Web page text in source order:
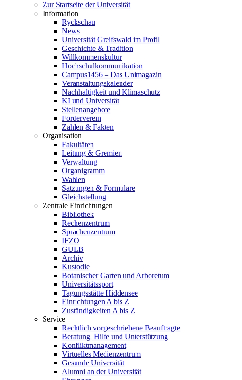
Zur Startseite der Universität
Information
Ryckschau
News
Universität Greifswald im Profil
Geschichte & Tradition
Willkommenskultur
Hochschulkommunikation
Campus1456 – Das Unimagazin
Veranstaltungskalender
Nachhaltigkeit und Klimaschutz
KI und Universität
Stellenangebote
Förderverein
Zahlen & Fakten
Organisation
Fakultäten
Leitung & Gremien
Verwaltung
Organigramm
Wahlen
Satzungen & Formulare
Gleichstellung
Zentrale Einrichtungen
Bibliothek
Rechenzentrum
Sprachenzentrum
IFZO
GULB
Archiv
Kustodie
Botanischer Garten und Arboretum
Universitätssport
Tagungsstätte Hiddensee
Einrichtungen A bis Z
Zuständigkeiten A bis Z
Service
Rechtlich vorgeschriebene Beauftragte
Beratung, Hilfe und Unterstützung
Konfliktmanagement
Virtuelles Medienzentrum
Gesunde Universität
Alumni an der Universität